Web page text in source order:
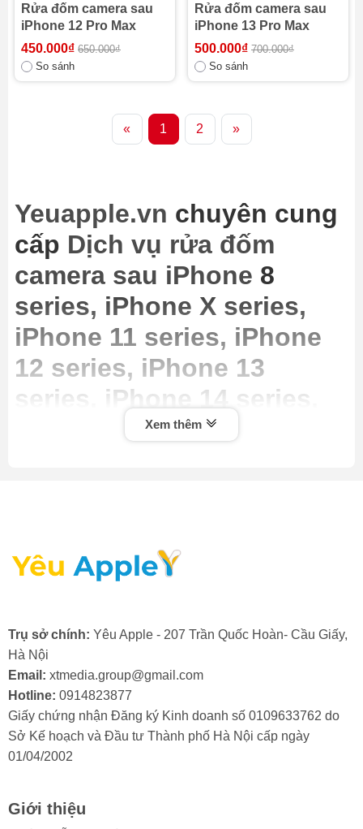
Rửa đốm camera sau
iPhone 12 Pro Max
450.000₫ 650.000₫
So sánh
Rửa đốm camera sau
iPhone 13 Pro Max
500.000₫ 700.000₫
So sánh
« 1 2 »
Yeuapple.vn chuyên cung
cấp Dịch vụ rửa đốm
camera sau iPhone 8
series, iPhone X series,
iPhone 11 series, iPhone
12 series, iPhone 13
series, iPhone 14 series,
iPhone 15 series giá rẻ
vụ rửa đốm camera sau
iPhone nhanh chóng, đảm
Với cam kết linh kiện
chính hãng, Yeuapple.vn
là lựa chọn số một cho
dịch vụ rửa đốm camera
sau iPhone giá rẻ, uy tín,
chất lượng tại Hà Nội.
Xem thêm
Trụ sở chính: Yêu Apple - 207 Trần Quốc Hoàn- Cầu Giấy,
Hà Nội
Email: xtmedia.group@gmail.com
Hotline: 0914823877
Giấy chứng nhận Đăng ký Kinh doanh số 0109633762 do
Sở Kế hoạch và Đầu tư Thành phố Hà Nội cấp ngày
01/04/2002
Giới thiệu